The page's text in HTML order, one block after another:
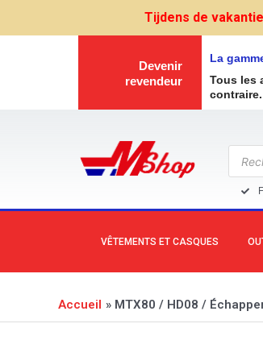
Tijdens de
Devenir
revendeur
La
Tous les
contraire.
de
VÊTEMENTS ET CASQUES
Accueil MTX80 / HD08 /